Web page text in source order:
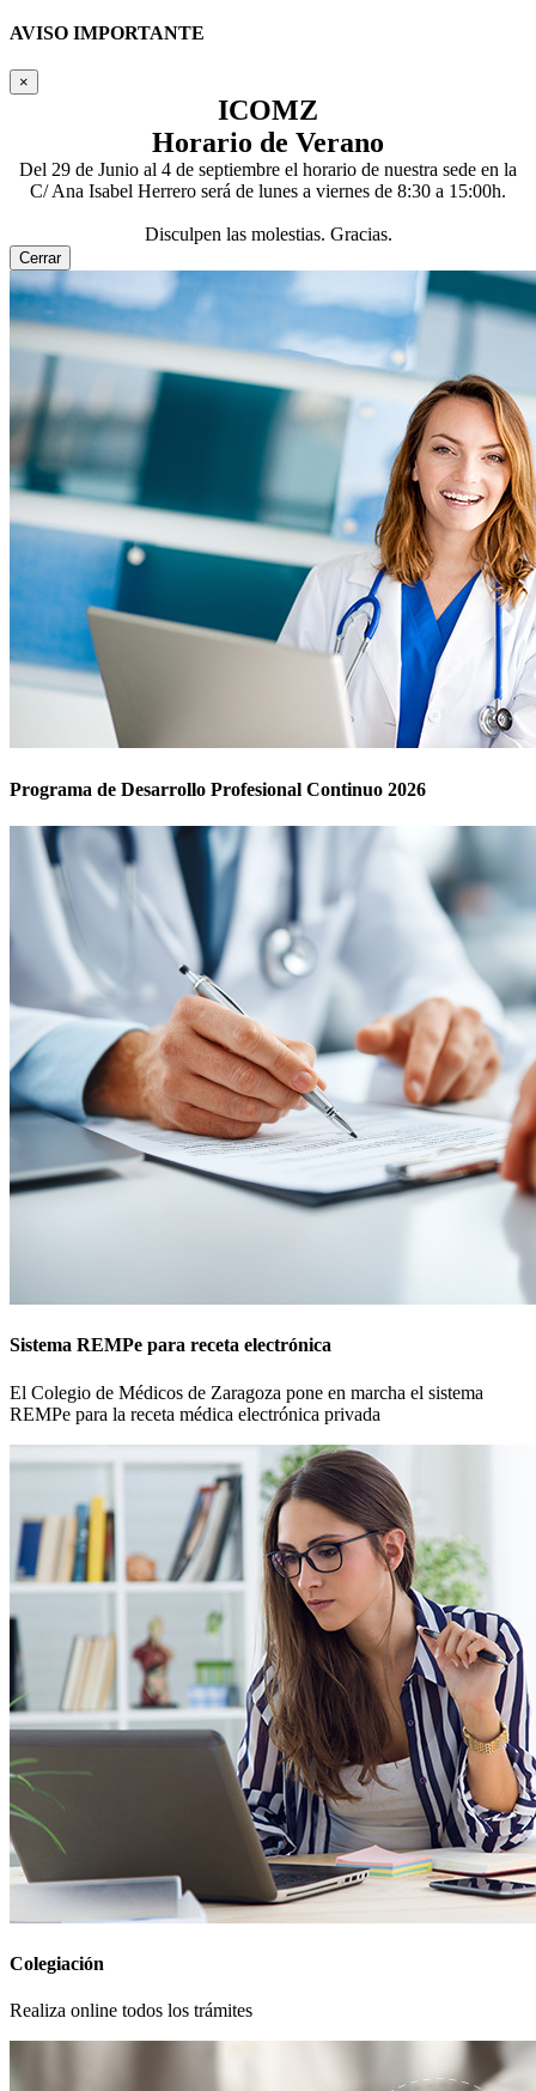
AVISO IMPORTANTE
×
ICOMZ
Horario de Verano
Del 29 de Junio al 4 de septiembre el horario de nuestra sede en la
C/ Ana Isabel Herrero será de lunes a viernes de 8:30 a 15:00h.
Disculpen las molestias. Gracias.
Cerrar
Programa de Desarrollo Profesional Continuo 2026
Sistema REMPe para receta electrónica
El Colegio de Médicos de Zaragoza pone en marcha el sistema
REMPe para la receta médica electrónica privada
Colegiación
Realiza online todos los trámites